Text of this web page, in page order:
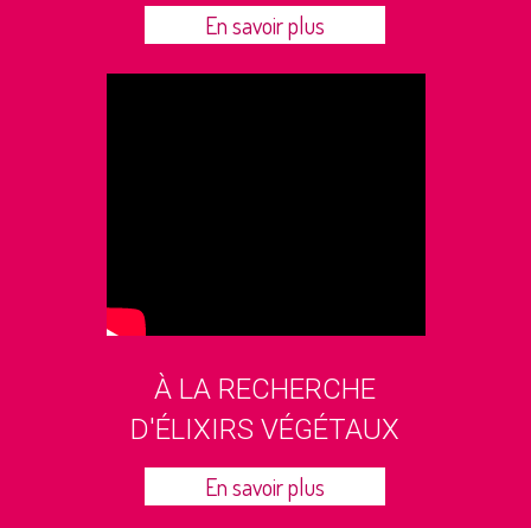
En savoir plus
À LA RECHERCHE
D'ÉLIXIRS VÉGÉTAUX
En savoir plus